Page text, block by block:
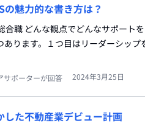
魅力的な書き方は？
合職 どんな観点でどんなサポート
あります。１つ目はリーダーシッ
サポーターが回答 2024年3月25日
した不動産業デビュー計画